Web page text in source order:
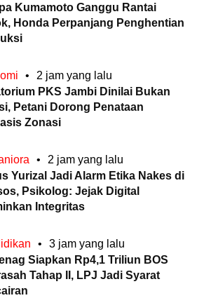
Kumamoto Ganggu Rantai
Honda Perpanjang Penghentian
•
2 jam yang lalu
PKS Jambi Dinilai Bukan
Petani Dorong Penataan
Zonasi
•
2 jam yang lalu
Yurizal Jadi Alarm Etika Nakes di
Psikolog: Jejak Digital
Integritas
•
3 jam yang lalu
Siapkan Rp4,1 Triliun BOS
Tahap II, LPJ Jadi Syarat